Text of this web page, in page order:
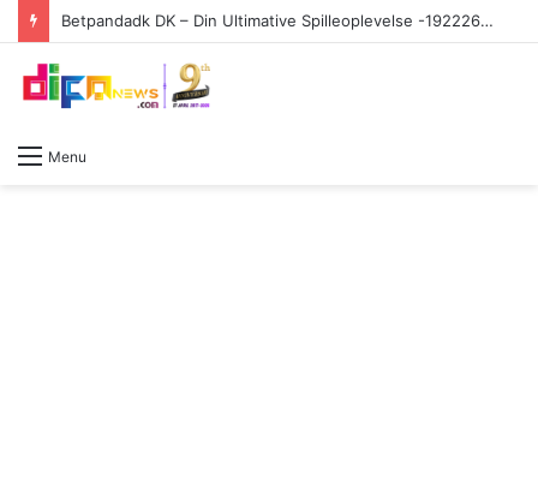
Betpandadk DK – Din Ultimative Spilleoplevelse -1922263312
Menu